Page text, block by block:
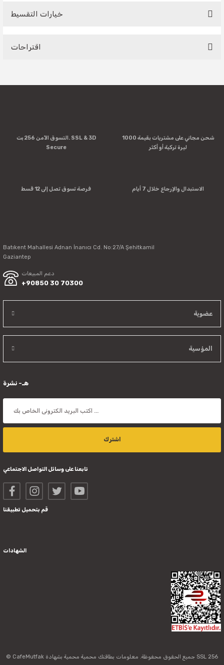
خيارات التقسيط
اقتراحات
product's price, image, description, or any other insufficient
Missing information in the product description.
There should be other alternatives to this product.
Send
التسوق الآمن 256 بت. SSL & 3D
Secure
شحن مجاني على مشتريات بقيمة 1000
ليرة تركية أو أكثر
فرصة تسوق تصل إلى 12 قسط الاستبدال والإرجاع خلال 7 أيام
Batıkent Mahallesi Adnan İnanıcı Cd. No:27/A Şehitkamil
Gaziantep
دعم المبيعات
+90850 30 70300
عضوية
المؤسية
هـ- نشرة
اشترك
تابعنا على وسائل التواصل الاجتماعي
قم بتحميل تطبيقنا
الشهادات
© CafeMutfak جميع الحقوق محفوظة. معلومات بطاقتك محمية محمية بشهادة SSL 256